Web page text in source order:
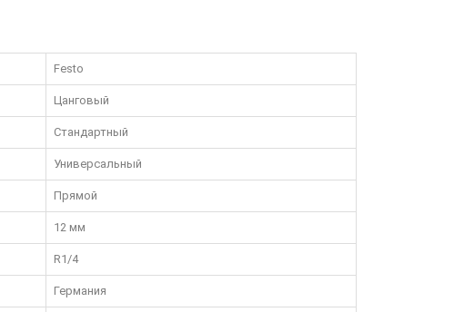
Festo
Цанговый
Стандартный
Универсальный
Прямой
12 мм
R1/4
Германия